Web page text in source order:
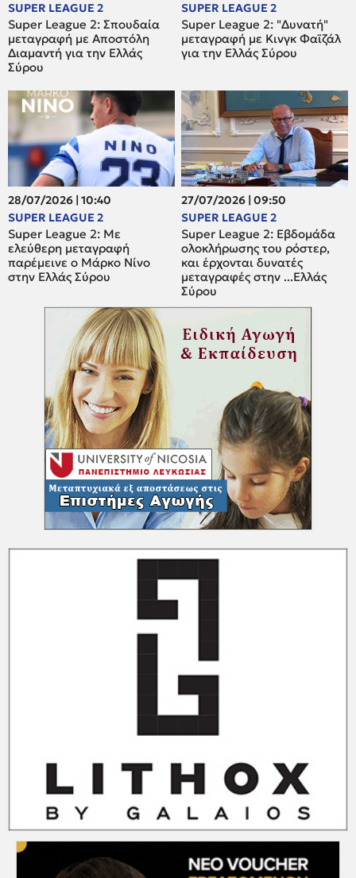
SUPER LEAGUE 2
Super League 2: Σπουδαία
μεταγραφή με Αποστόλη
Διαμαντή για την Ελλάς
Σύρου
SUPER LEAGUE 2
Super League 2: "Δυνατή"
μεταγραφή με Κινγκ Φαϊζάλ
για την Ελλάς Σύρου
28/07/2026 | 10:40
SUPER LEAGUE 2
Super League 2: Mε
ελεύθερη μεταγραφή
παρέμεινε ο Μάρκο Νίνο
στην Ελλάς Σύρου
27/07/2026 | 09:50
SUPER LEAGUE 2
Super League 2: Εβδομάδα
ολοκλήρωσης του ρόστερ,
και έρχονται δυνατές
μεταγραφές στην ...Ελλάς
Σύρου